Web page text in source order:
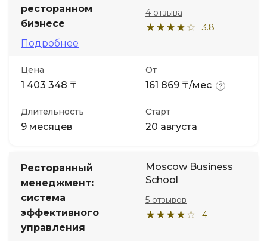
ресторанном
бизнесе
Подробнее
3.8
4 отзыва
Цена
1 403 348 ₸
От
161 869 ₸/мес
Длительность
9 месяцев
Старт
20 августа
Ресторанный
менеджмент:
система
эффективного
управления
Moscow Business
School
4
5 отзывов